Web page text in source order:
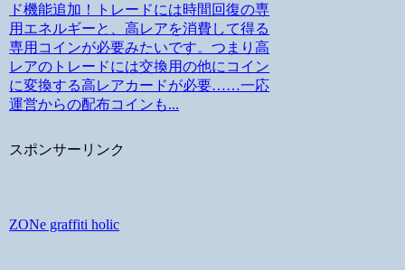
ド機能追加！トレードには時間回復の専
用エネルギーと、高レアを消費して得る
専用コインが必要みたいです。つまり高
レアのトレードには交換用の他にコイン
に変換する高レアカードが必要……一応
運営からの配布コインも...
スポンサーリンク
ZONe graffiti holic